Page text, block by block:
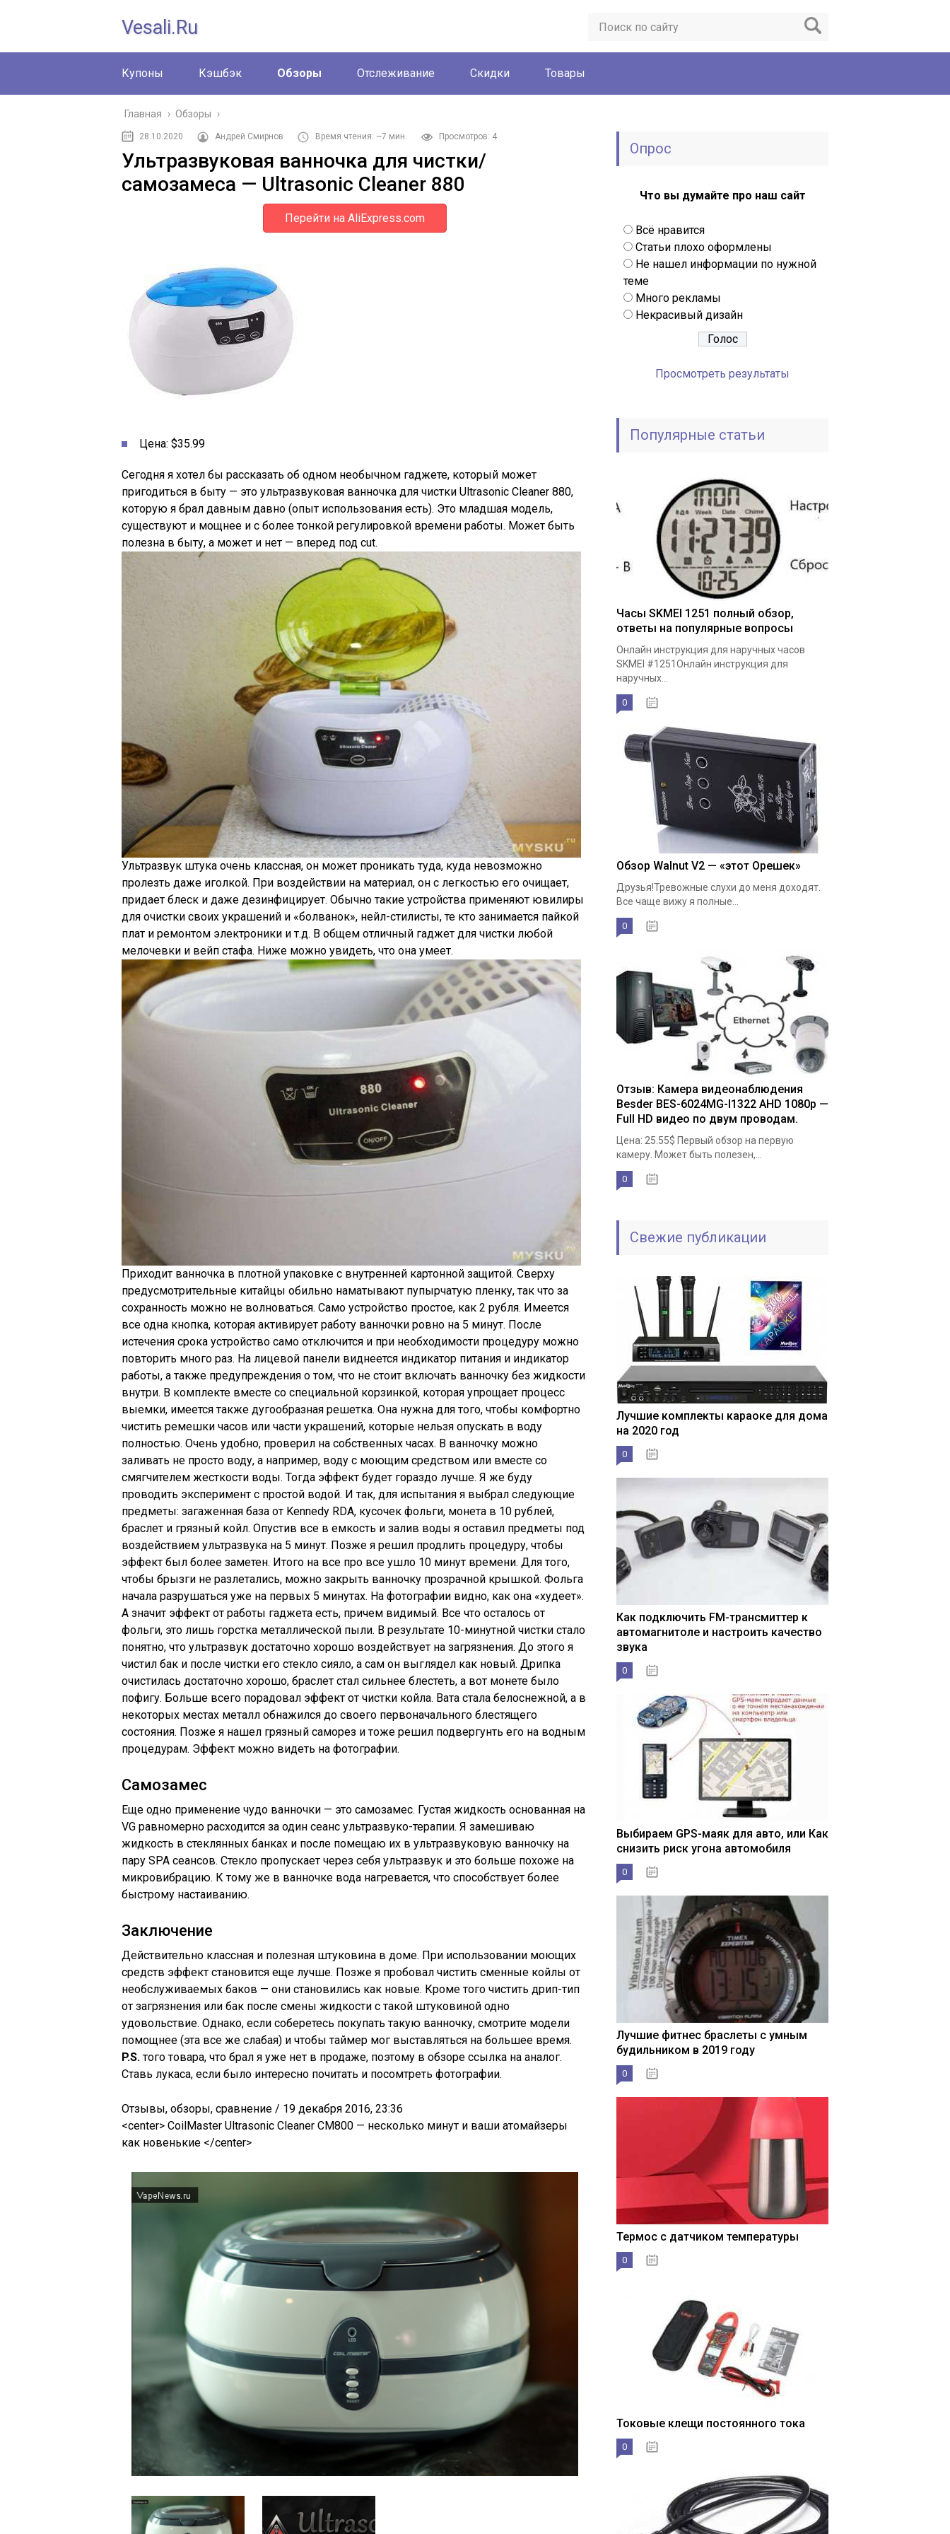
Vesali.ru
Купоны Кэшбэк Обзоры Отслеживание Скидки Товары
Главная › Обзоры ›
28.10.2020 Андрей Смирнов Время чтения: ~7 мин. Просмотров: 4
Ультразвуковая ванночка для чистки/
самозамеса — Ultrasonic Cleaner 880
Перейти на AliExpress.com
Цена: $35.99
Сегодня я хотел бы рассказать об одном необычном гаджете, который может
пригодиться в быту — это ультразвуковая ванночка для чистки Ultrasonic Cleaner 880,
которую я брал давным давно (опыт использования есть). Это младшая модель,
существуют и мощнее и с более тонкой регулировкой времени работы. Может быть
полезна в быту, а может и нет — вперед под cut.
Ультразвук штука очень классная, он может проникать туда, куда невозможно
пролезть даже иголкой. При воздействии на материал, он с легкостью его очищает,
придает блеск и даже дезинфицирует. Обычно такие устройства применяют ювилиры
для очистки своих украшений и «болванок», нейл-стилисты, те кто занимается пайкой
плат и ремонтом электроники и т.д. В общем отличный гаджет для чистки любой
мелочевки и вейп стафа. Ниже можно увидеть, что она умеет.
Приходит ванночка в плотной упаковке с внутренней картонной защитой. Сверху
предусмотрительные китайцы обильно наматывают пупырчатую пленку, так что за
сохранность можно не волноваться. Само устройство простое, как 2 рубля. Имеется
все одна кнопка, которая активирует работу ванночки ровно на 5 минут. После
истечения срока устройство само отключится и при необходимости процедуру можно
повторить много раз. На лицевой панели виднеется индикатор питания и индикатор
работы, а также предупреждения о том, что не стоит включать ванночку без жидкости
внутри. В комплекте вместе со специальной корзинкой, которая упрощает процесс
выемки, имеется также дугообразная решетка. Она нужна для того, чтобы комфортно
чистить ремешки часов или части украшений, которые нельзя опускать в воду
полностью. Очень удобно, проверил на собственных часах. В ванночку можно
заливать не просто воду, а например, воду с моющим средством или вместе со
смягчителем жесткости воды. Тогда эффект будет гораздо лучше. Я же буду
проводить эксперимент с простой водой. И так, для испытания я выбрал следующие
предметы: загаженная база от Kennedy RDA, кусочек фольги, монета в 10 рублей,
браслет и грязный койл. Опустив все в емкость и залив воды я оставил предметы под
воздействием ультразвука на 5 минут. Позже я решил продлить процедуру, чтобы
эффект был более заметен. Итого на все про все ушло 10 минут времени. Для того,
чтобы брызги не разлетались, можно закрыть ванночку прозрачной крышкой. Фольга
начала разрушаться уже на первых 5 минутах. На фотографии видно, как она «худеет».
А значит эффект от работы гаджета есть, причем видимый. Все что осталось от
фольги, это лишь горстка металлической пыли. В результате 10-минутной чистки стало
понятно, что ультразвук достаточно хорошо воздействует на загрязнения. До этого я
чистил бак и после чистки его стекло сияло, а сам он выглядел как новый. Дрипка
очистилась достаточно хорошо, браслет стал сильнее блестеть, а вот монете было
пофигу. Больше всего порадовал эффект от чистки койла. Вата стала белоснежной, а в
некоторых местах металл обнажился до своего первоначального блестящего
состояния. Позже я нашел грязный саморез и тоже решил подвергунть его на водным
процедурам. Эффект можно видеть на фотографии.
Самозамес
Еще одно применение чудо ванночки — это самозамес. Густая жидкость основанная на
VG равномерно расходится за один сеанс ультразвуко-терапии. Я замешиваю
жидкость в стеклянных банках и после помещаю их в ультразвуковую ванночку на
пару SPA сеансов. Стекло пропускает через себя ультразвук и это больше похоже на
микровибрацию. К тому же в ванночке вода нагревается, что способствует более
быстрому настаиванию.
Заключение
Действительно классная и полезная штуковина в доме. При использовании моющих
средств эффект становится еще лучше. Позже я пробовал чистить сменные койлы от
необслуживаемых баков — они становились как новые. Кроме того чистить дрип-тип
от загрязнения или бак после смены жидкости с такой штуковиной одно
удовольствие. Однако, если соберетесь покупать такую ванночку, смотрите модели
помощнее (эта все же слабая) и чтобы таймер мог выставляться на большее время.
P.S.того товара, что брал я уже нет в продаже, поэтому в обзоре ссылка на аналог.
Ставь лукаса, если было интересно почитать и посомтреть фотографии.
Отзывы, обзоры, сравнение / 19 декабря 2016, 23:36
<center> CoilMaster Ultrasonic Cleaner CM800 — несколько минут и ваши атомайзеры
как новенькие </center>
Опрос
Что вы думайте про наш сайт
Всё нравится
Статьи плохо оформлены
Не нашел информации по нужной
теме
Много рекламы
Некрасивый дизайн
Просмотреть результаты
Популярные статьи
Часы SKMEI 1251 полный обзор,
ответы на популярные вопросы
Онлайн инструкция для наручных часов
SKMEI #1251Онлайн инструкция для
наручных...
0
Обзор Walnut V2 — «этот Орешек»
Друзья!Тревожные слухи до меня доходят.
Все чаще вижу я полные...
0
Отзыв: Камера видеонаблюдения
Besder BES-6024MG-I1322 AHD 1080p —
Full HD видео по двум проводам.
Цена: 25.55$ Первый обзор на первую
камеру. Может быть полезен,...
0
Свежие публикации
Лучшие комплекты караоке для дома
на 2020 год
0
Как подключить FM-трансмиттер к
автомагнитоле и настроить качество
звука
0
Выбираем GPS-маяк для авто, или Как
снизить риск угона автомобиля
0
Лучшие фитнес браслеты с умным
будильником в 2019 году
0
Термос с датчиком температуры
0
Токовые клещи постоянного тока
0